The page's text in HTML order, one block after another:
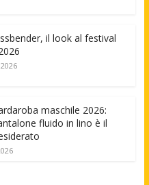
il look al festival
maschile 2026:
fluido in lino è il